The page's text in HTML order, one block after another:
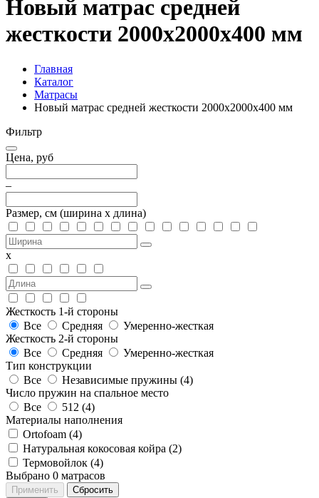
Новый матрас средней
жесткости 2000х2000х400 мм
Главная
Каталог
Матрасы
Новый матрас средней жесткости 2000х2000х400 мм
Фильтр
Цена, руб
–
Размер, см (ширина х длина)
х
Жесткость 1-й стороны
Все
Средняя
Умеренно-жесткая
Жесткость 2-й стороны
Все
Средняя
Умеренно-жесткая
Тип конструкции
Все
Независимые пружины (4)
Число пружин на спальное место
Все
512 (4)
Материалы наполнения
Ortofoam (4)
Натуральная кокосовая койра (2)
Термовойлок (4)
Выбрано 0 матрасов
Применить
Сбросить